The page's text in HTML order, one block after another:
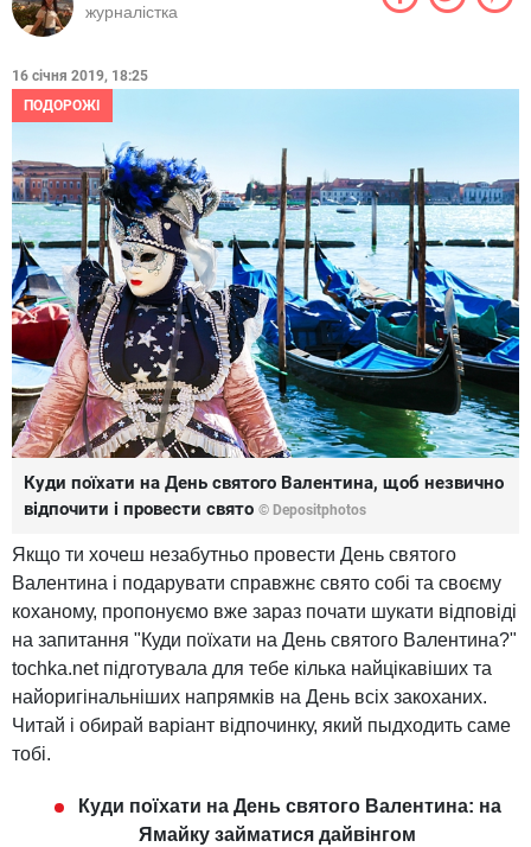
журналістка
16 січня 2019, 18:25
ПОДОРОЖІ
Куди поїхати на День святого Валентина, щоб незвично
відпочити і провести свято © Depositphotos
Якщо ти хочеш незабутньо провести День святого
Валентина і подарувати справжнє свято собі та своєму
коханому, пропонуємо вже зараз почати шукати відповіді
на запитання "Куди поїхати на День святого Валентина?"
tochka.net підготувала для тебе кілька найцікавіших та
найоригінальніших напрямків на День всіх закоханих.
Читай і обирай варіант відпочинку, який пыдходить саме
тобі.
Куди поїхати на День святого Валентина: на
Ямайку займатися дайвінгом